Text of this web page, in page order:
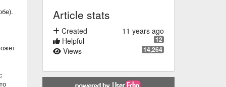
Article stats
11 years ago
Created
12
Helpful
14,264
Views